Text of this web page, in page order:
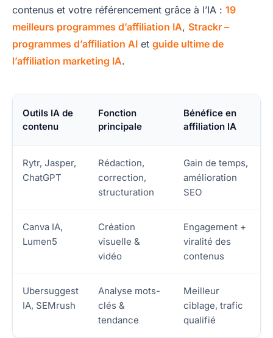
contenus et votre référencement grâce à l’IA : 19
meilleurs programmes d’affiliation IA, Strackr –
programmes d’affiliation AI et guide ultime de
l’affiliation marketing IA.
Outils IA de
contenu
Fonction
principale
Bénéfice en
affiliation IA
Rytr, Jasper,
ChatGPT
Rédaction,
correction,
structuration
Gain de temps,
amélioration
SEO
Canva IA,
Lumen5
Création
visuelle &
vidéo
Engagement +
viralité des
contenus
Ubersuggest
IA, SEMrush
Analyse mots-
clés &
tendance
Meilleur
ciblage, trafic
qualifié